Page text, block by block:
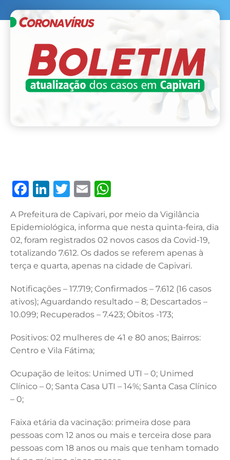
F
c
e
b
o
o
k
Li
k
e
dI
n
T
it
te
r
E
ai
l
at
s
A
p
p
A Prefeitura de Capivari, por meio da Vigilância
Epidemiológica, informa que nesta quinta-feira, dia
02, foram registrados 02 novos casos da Covid-19,
totalizando 7.612. Os dados se referem apenas à
terça e quarta, apenas na cidade de Capivari.
Notificações – 17.719; Confirmados – 7.612 (16 casos
ativos); Aguardando resultado – 8; Descartados –
10.099; Recuperados – 7.423; Óbitos -173;
Positivos: 02 mulheres de 41 e 80 anos; Bairros:
Centro e Vila Fátima;
Ocupação de leitos: Unimed UTI – 0; Unimed
Clínico – 0; Santa Casa UTI – 14%; Santa Casa Clínico
– 0;
Faixa etária da vacinação: primeira dose para
pessoas com 12 anos ou mais e terceira dose para
pessoas com 18 anos ou mais que tenham tomado